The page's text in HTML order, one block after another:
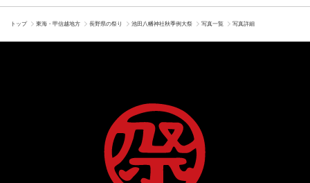
トップ 東海・甲信越地方 長野県の祭り 池田八幡神社秋季例大祭 写真一覧 写真詳細